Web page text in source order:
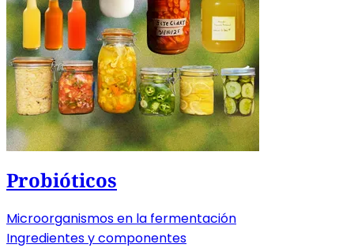
Probióticos
Microorganismos en la fermentación
Ingredientes y componentes